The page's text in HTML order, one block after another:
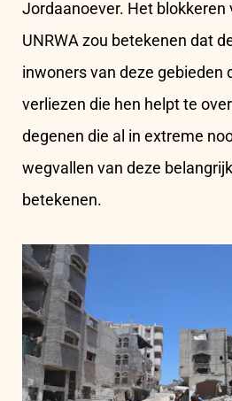
Jordaanoever. Het blokkeren
UNRWA zou betekenen dat
inwoners van deze gebieden
verliezen die hen helpt te
degenen die al in extreme
wegvallen van deze
betekenen.